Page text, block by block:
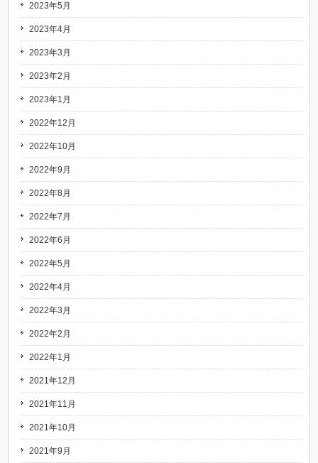
2023年5月
2023年4月
2023年3月
2023年2月
2023年1月
2022年12月
2022年10月
2022年9月
2022年8月
2022年7月
2022年6月
2022年5月
2022年4月
2022年3月
2022年2月
2022年1月
2021年12月
2021年11月
2021年10月
2021年9月